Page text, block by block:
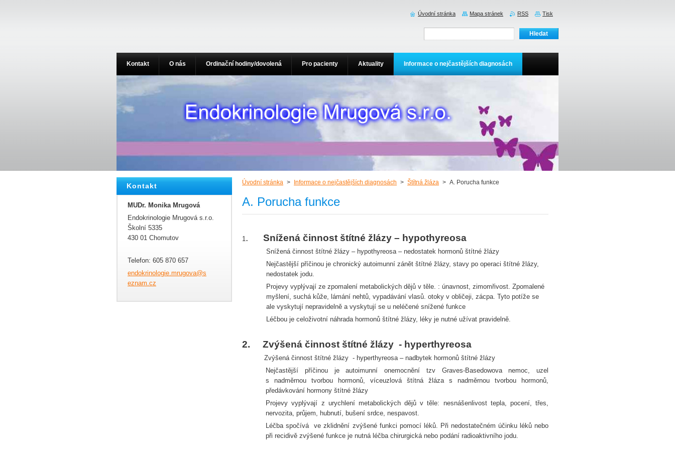
Úvodní stránka > Informace o nejčastějších diagnosách > Štítná žláza > A. Porucha funkce
A. Porucha funkce
1. Snížená činnost štítné žlázy – hypothyreosa
Snížená činnost štítné žlázy – hypothyreosa – nedostatek hormonů štítné žlázy
Nejčastější příčinou je chronický autoimunní zánět štítné žlázy, stavy po operaci štítné žlázy,
nedostatek jodu.
Projevy vyplývají ze zpomalení metabolických dějů v těle. : únavnost, zimomřivost. Zpomalené
myšlení, suchá kůže, lámání nehtů, vypadávání vlasů. otoky v obličeji, zácpa. Tyto potíže se
ale vyskytují nepravidelně a vyskytují se u neléčené snížené funkce
Léčbou je celoživotní náhrada hormonů štítné žlázy, léky je nutné užívat pravidelně.
2. Zvýšená činnost štítné žlázy - hyperthyreosa
Zvýšená činnost štítné žlázy - hyperthyreosa – nadbytek hormonů štítné žlázy
Nejčastější příčinou je autoimunní onemocnění tzv Graves-Basedowova nemoc, uzel
s nadměrnou tvorbou hormonů, víceuzlová štítná žláza s nadměrnou tvorbou hormonů,
předávkování hormony štítné žlázy
Projevy vyplývají z urychlení metabolických dějů v těle: nesnášenlivost tepla, pocení, třes,
nervozita, průjem, hubnutí, bušení srdce, nespavost.
Léčba spočívá
ve zklidnění zvýšené funkci pomocí léků. Při nedostatečném účinku léků nebo
při recidivě zvýšené funkce je nutná léčba chirurgická nebo podání radioaktivního jodu.
Kontakt
MUDr. Monika Mrugová
Endokrinologie Mrugová s.r.o.
Školní 5335
430 01 Chomutov
Telefon: 605 870 657
endokrinologie.mrugova@s
eznam.cz
Kontakt O nás Ordinační hodiny/dovolená Pro pacienty Aktuality Informace o nejčastějších diagnosách
Úvodní stránka Mapa stránek RSS Tisk